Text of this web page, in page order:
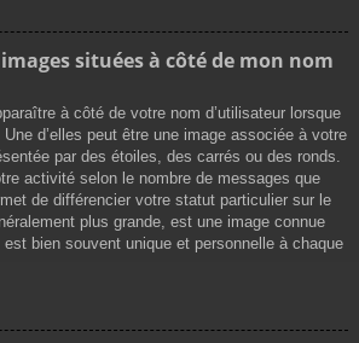
situées à côté de mon nom
à côté de votre nom d’utilisateur lorsque
d’elles peut être une image associée à votre
par des étoiles, des carrés ou des ronds.
activité selon le nombre de messages que
de différencier votre statut particulier sur le
plus grande, est une image connue
est bien souvent unique et personnelle à chaque